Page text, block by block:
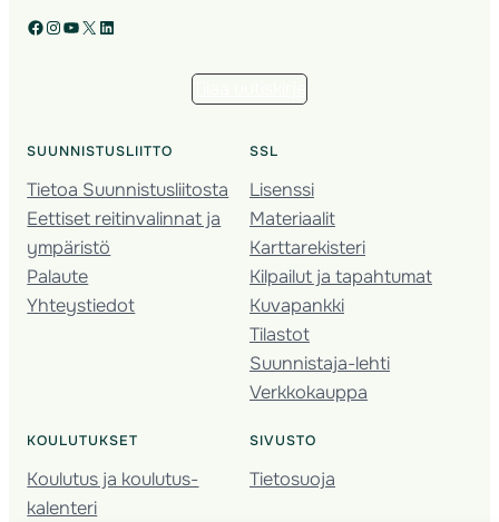
Facebook Instagram YouTube X LinkedIn
SUUNNISTUSLIITTO
Tietoa Suunnistusliitosta
Eettiset reitinvalinnat ja
ympäristö
Palaute
Yhteystiedot
SSL
Lisenssi
Materiaalit
Karttarekisteri
Kilpailut ja tapahtumat
Kuvapankki
Tilastot
Suunnistaja-lehti
Verkkokauppa
KOULUTUKSET
Koulutus ja koulutus­
kalenteri
SIVUSTO
Tietosuoja